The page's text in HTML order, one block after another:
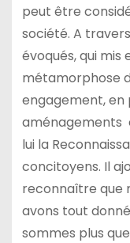
peut être
société. A
évoqués, qui
métamorphose
engagement, en
aménagements
lui la
concitoyens. Il
reconnaître que
avons tout
sommes plus